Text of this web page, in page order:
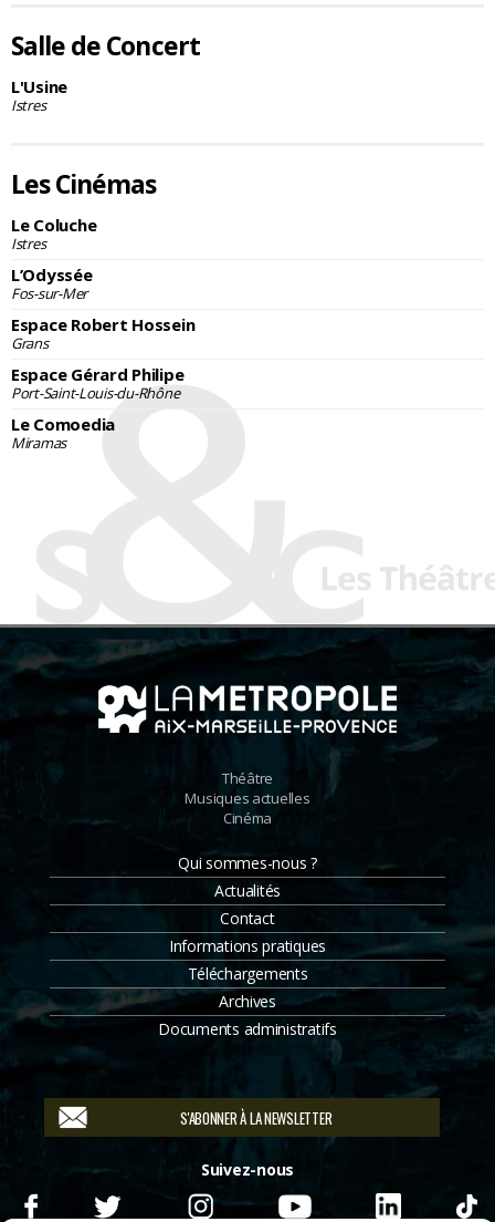
Salle de Concert
L'Usine
Istres
Les Cinémas
Le Coluche
Istres
L’Odyssée
Fos-sur-Mer
Espace Robert Hossein
Grans
Espace Gérard Philipe
Port-Saint-Louis-du-Rhône
Le Comoedia
Miramas
Théâtre
Musiques actuelles
Cinéma
Qui sommes-nous ?
Actualités
Contact
Informations pratiques
Téléchargements
Archives
Documents administratifs
S'ABONNER À LA NEWSLETTER
Suivez-nous